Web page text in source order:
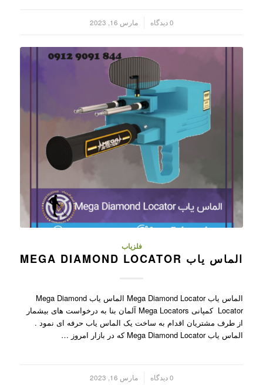
0 دیدگاه مارس 16, 2023
فلزیاب
الماس یاب MEGA DIAMOND LOCATOR
الماس یاب Mega Diamond Locator الماس یاب Mega Diamond
Locator کمپانی Mega Locators آلمان بنا به درخواست های بیشمار
از طرف مشتریان اقدام به ساخت یک الماس یاب حرفه ای نمود .
الماس یاب Mega Diamond Locator که در بازار امروز …
0 دیدگاه مارس 16, 2023